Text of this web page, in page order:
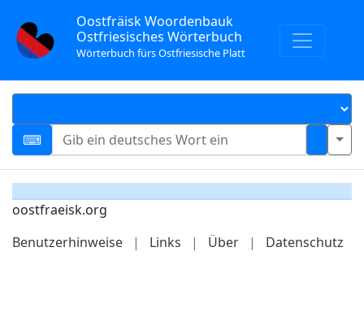
Oostfräisk Woordenbauk
Ostfriesisches Wörterbuch
Wörterbuch fürs Ostfriesische Platt
oostfraeisk.org
Benutzerhinweise
| Links | Über | Datenschutz